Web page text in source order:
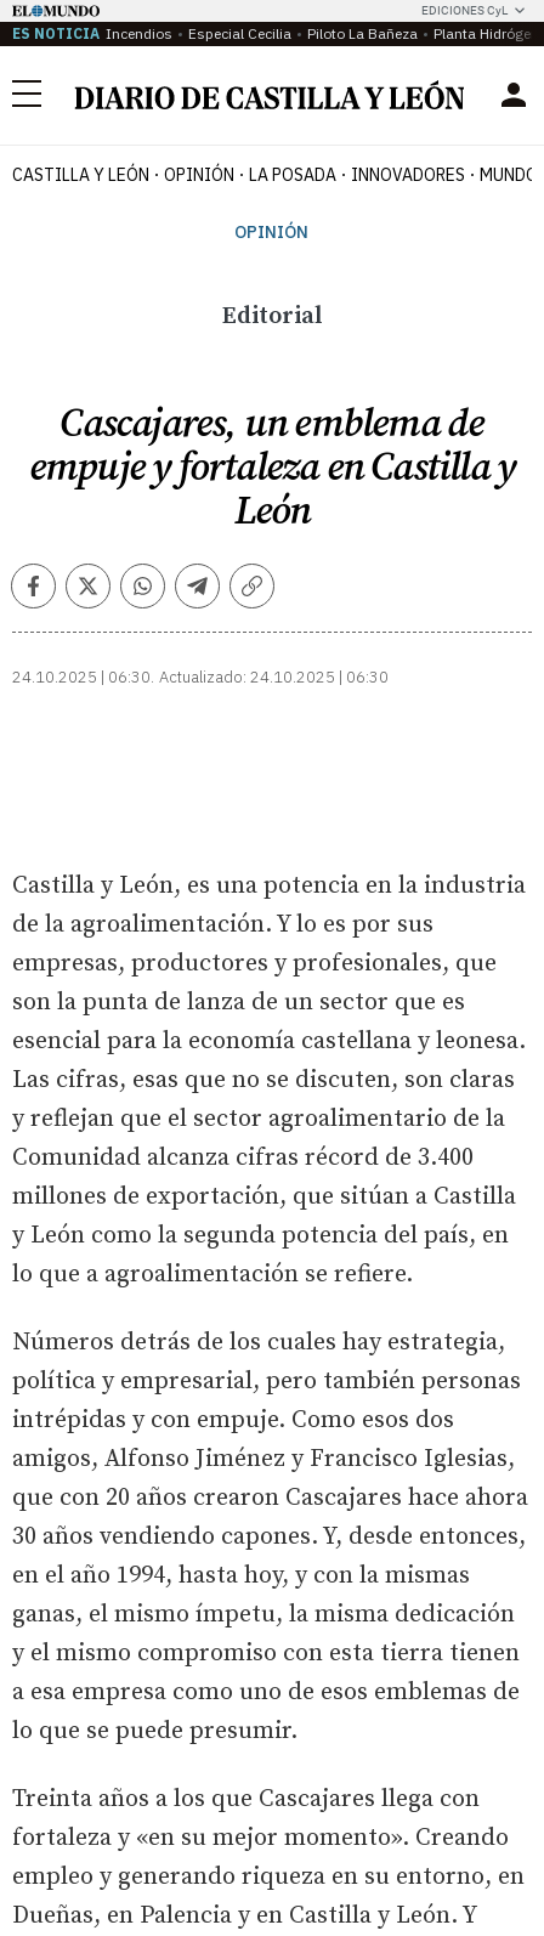
EDICIONES CyL
ES NOTICIA Incendios Especial Cecilia Piloto La Bañeza Planta
Menú
CASTILLA Y LEÓN OPINIÓN LA POSADA INNOVADORES MUNDO
OPINIÓN
Editorial
Cascajares, un emblema de
empuje y fortaleza en Castilla y
León
FacebookTwitterWhatsappTelegramCopiar
24.10.2025 | 06:30 Actualizado: 24.10.2025 | 06:30
Castilla y León, es una potencia en la industria
de la agroalimentación. Y lo es por sus
empresas, productores y profesionales, que
son la punta de lanza de un sector que es
esencial para la economía castellana y leonesa.
Las cifras, esas que no se discuten, son claras
y reflejan que el sector agroalimentario de la
Comunidad alcanza cifras récord de 3.400
millones de exportación, que sitúan a Castilla
y León como la segunda potencia del país, en
lo que a agroalimentación se refiere.
Números detrás de los cuales hay estrategia,
política y empresarial, pero también personas
intrépidas y con empuje. Como esos dos
amigos, Alfonso Jiménez y Francisco Iglesias,
que con 20 años crearon Cascajares hace ahora
30 años vendiendo capones. Y, desde entonces,
en el año 1994, hasta hoy, y con la mismas
ganas, el mismo ímpetu, la misma dedicación
y el mismo compromiso con esta tierra tienen
a esa empresa como uno de esos emblemas de
lo que se puede presumir.
Treinta años a los que Cascajares llega con
fortaleza y «en su mejor momento». Creando
empleo y generando riqueza en su entorno, en
Dueñas, en Palencia y en Castilla y León. Y